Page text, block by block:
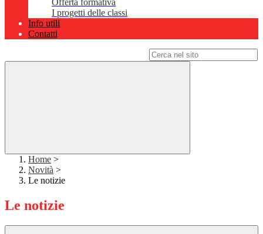
Offerta formativa
I progetti delle classi
Info utili
Contatti
Home >
Novità >
Le notizie
Le notizie